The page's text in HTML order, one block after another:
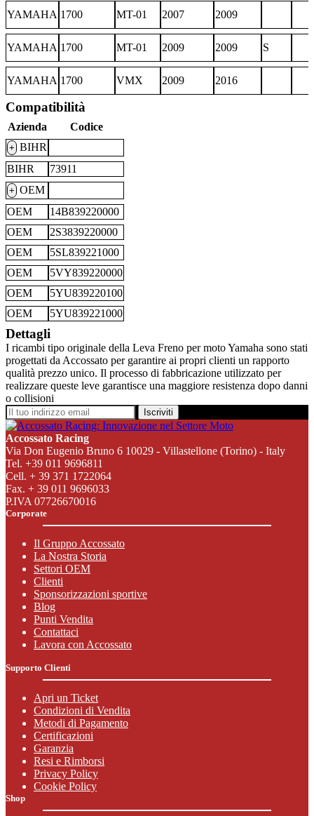
YAMAHA 1700 MT-01 2007 2009
YAMAHA 1700 MT-01 2009 2009 S
YAMAHA 1700 VMX 2009 2016
Compatibilità
Azienda Codice
+ BIHR
BIHR
73911
+ OEM
OEM
14B839220000
OEM
2S3839220000
OEM
5SL839221000
OEM
5VY839220000
OEM
5YU839220100
OEM
5YU839221000
Dettagli
I ricambi tipo originale della Leva Freno per moto Yamaha sono stati
progettati da Accossato per garantire ai propri clienti un rapporto
qualità prezzo unico. Il processo di fabbricazione utilizzato per
realizzare queste leve garantisce una maggiore resistenza dopo danni
o collisioni
Iscriviti
Accossato Racing
Via Don Eugenio Bruno 6 10029 - Villastellone (Torino) - Italy
Tel. +39 011 9696811
Cell. + 39 371 1722064
Fax. + 39 011 9696033
P.IVA 07726670016
Corporate
Il Gruppo Accossato
La Nostra Storia
Settori OEM
Clienti
Sponsorizzazioni sportive
Blog
Punti Vendita
Contattaci
Lavora con Accossato
Supporto Clienti
Apri un Ticket
Condizioni di Vendita
Metodi di Pagamento
Certificazioni
Garanzia
Resi e Rimborsi
Privacy Policy
Cookie Policy
Shop